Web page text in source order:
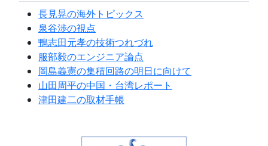
長見晃の海外トピックス
泉谷渉の視点
鴨志田元孝の技術つれづれ
服部毅のエンジニア論点
岡島義憲の集積回路の明日に向けて
山田周平の中国・台湾レポート
津田建二の取材手帳